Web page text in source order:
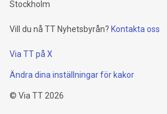
Stockholm
Vill du nå TT Nyhetsbyrån? Kontakta oss
Via TT på X
Ändra dina inställningar för kakor
© Via TT 2026